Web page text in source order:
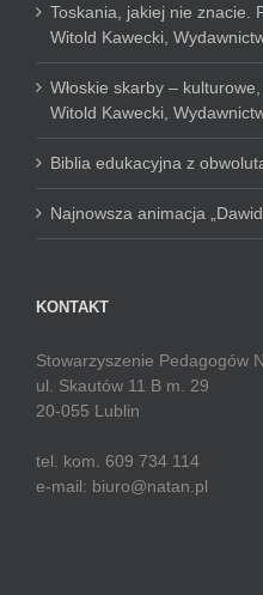
Toskania, jakiej nie znacie.
Witold Kawecki,
Włoskie skarby –
Witold Kawecki,
Biblia edukacyjna z
Najnowsza animacja
KONTAKT
Stowarzyszenie Pedagogów
ul. Skautów 11 B m. 29
20-055 Lublin
tel. kom. 609 734 114
e-mail: biuro@natan.pl